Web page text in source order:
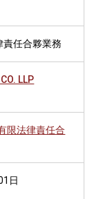
責任合夥業務
LLP
限法律責任合
日